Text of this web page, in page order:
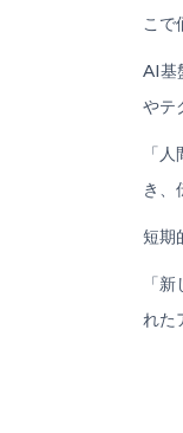
こで
AI基
やテ
「
き、
短期
「
れた